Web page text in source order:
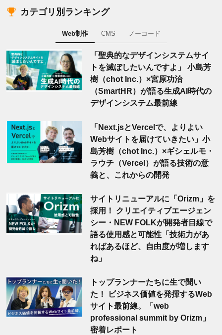
カテゴリ別ランキング
Web制作 CMS ノーコード
「聖典的なデザインシステムサイ
トを滅ぼしたいんですよ」 小島芳
樹（chot Inc.）×宮原功治
（SmartHR）が語る生成AI時代の
デザインシステム最前線
「Next.jsとVercelで、よりよい
Webサイトを届けていきたい」小
島芳樹（chot Inc.）×ギシェルモ・
ラウチ（Vercel）が語る技術の意
義と、これからの開発
サイトリニューアルに「Orizm」を
採用！ クリエイティブエージェン
シー・NEW FOLKが開発者目線で
語る使用感と可能性「技術力があ
ればあるほど、自由度が増します
ね」
トップランナーたちに生で聞い
た！ ビジネス価値を発揮するWeb
サイト最前線。「web
professional summit by Orizm」
密着レポート